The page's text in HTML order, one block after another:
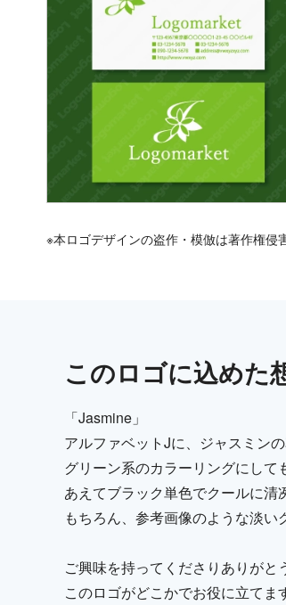
※本ロゴデザインの盗作・模倣は著作権侵
このロゴに込めた
「Jasmine」
アルファベットJに、ジャスミン
グリーン系のカラーリングにして
あえてブラック単色でクールに清
もちろん、参考画像のような淡い
ご興味を持ってくださりありがと
このロゴがどこかでお役に立てま